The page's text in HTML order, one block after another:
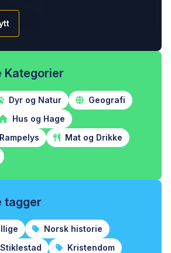
Kategorier
Dyr og Natur
Geografi
Hus og Hage
Mat og Drikke
tagger
Norsk historie
Stiklestad
Kristendom